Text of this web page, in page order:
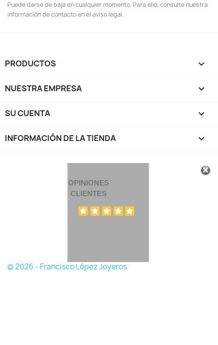
Puede darse de baja en cualquier momento. Para ello, consulte nuestra
información de contacto en el aviso legal.
PRODUCTOS 
NUESTRA EMPRESA 
SU CUENTA 
INFORMACIÓN DE LA TIENDA keyboard_arrow_down
OPINIONES
CLIENTES
© 2026 - Francisco López Joyeros